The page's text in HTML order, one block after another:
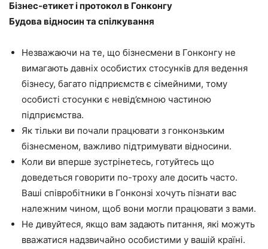
Бізнес-етикет і протокол в Гонконгу
Будова відносин та спілкування
Незважаючи на те, що бізнесмени в Гонконгу не
вимагають давніх особистих стосунків для ведення
бізнесу, багато підприємств є сімейними, тому
особисті стосунки є невід’ємною частиною
підприємства.
Як тільки ви почали працювати з гонконзьким
бізнесменом, важливо підтримувати відносини.
Коли ви вперше зустрінетесь, готуйтесь що
доведеться говорити по-троху але досить часто.
Ваші співробітники в Гонконзі хочуть пізнати вас
належним чином, щоб вони могли працювати з вами.
Не дивуйтеся, якщо вам задають питання, які можуть
вважатися надзвичайно особистими у вашій країні.